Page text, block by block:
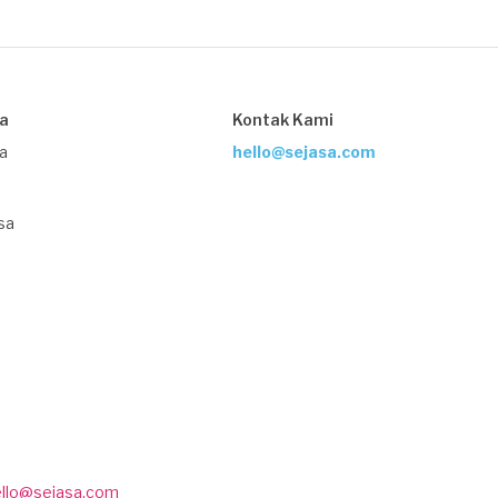
Kontak Kami
hello@sejasa.com